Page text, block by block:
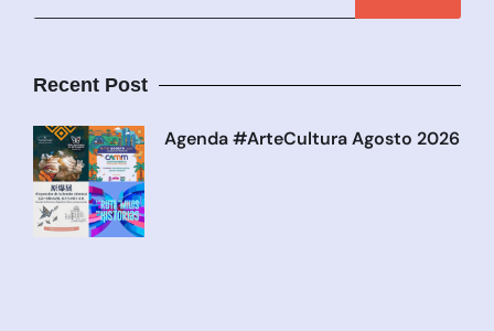
Recent Post
Agenda #ArteCultura Agosto 2026